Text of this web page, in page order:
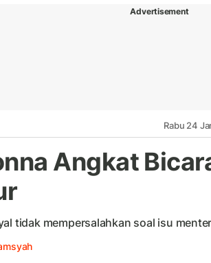
Advertisement
Rabu 24
Angkat
tidak mempersalahkan soal isu